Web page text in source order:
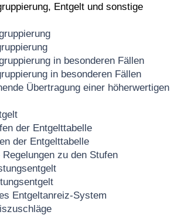
Entgelt und sonstige
in besonderen Fällen
in besonderen Fällen
Übertragung einer höherwertigen
der Entgelttabelle
der Entgelttabelle
zu den Stufen
Entgeltanreiz-System